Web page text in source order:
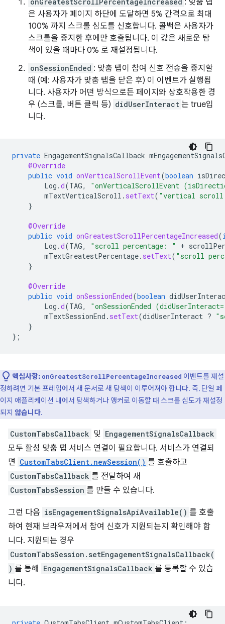
onGreatestScrollPercentageIncreased : 맞춤 탭
은 사용자가 페이지 하단에 도달하면 5% 간격으로 최대
100% 까지 스크롤 심도를 신호합니다. 콜백은 사용자가
스크롤을 중지한 후에만 호출됩니다. 이 값은 새로운 탐
색이 있을 때마다 0% 로 재설정됩니다.
onSessionEnded : 맞춤 탭이 참여 신호 전송을 중지할
때 (예: 사용자가 맞춤 탭을 닫은 후) 이 이벤트가 실행됩
니다. 사용자가 어떤 방식으로든 페이지와 상호작용한 경
우 (스크롤, 버튼 클릭 등) didUserInteract 는 true입
니다.
private EngagementSignalsCallback
@Override
public void onVerticalScrollEvent(boolean
Log .d(TAG,
"onVerticalScrollEvent
mTextVerticalScroll . setText( "vertical
}
@Override
public void onGreatestScrollPercentageIncreased(
Log .d(TAG, "scroll percentage: " +
mTextGreatestPercentage. setText( "scroll
}
@Override
public void onSessionEnded(boolean
Log .d(TAG,
"onSessionEnded
mTextSessionEnd . setText(didUserInteract ?
}
};
핵심사항: onGreatestScrollPercentageIncreased 이벤트를 재설
정하려면 기본 프레임에서 새 문서로 새 탐색이 이루어져야 합니다. 즉, 단일 페
이지 애플리케이션 내에서 탐색하거나 앵커로 이동할 때 스크롤 심도가 재설정
되지 않습니다.
CustomTabsCallback 및 EngagementSignalsCallback
모두 활성 맞춤 탭 서비스 연결이 필요합니다. 서비스가 연결되
면 CustomTabsClient.newSession() 를 호출하고
CustomTabsCallback 를 전달하여 새
CustomTabsSession 를 만들 수 있습니다.
그런 다음 isEngagementSignalsApiAvailable() 를 호출
하여 현재 브라우저에서 참여 신호가 지원되는지 확인해야 합
니다. 지원되는 경우
CustomTabsSession.setEngagementSignalsCallback(
) 를 통해 EngagementSignalsCallback 를 등록할 수 있습
니다.